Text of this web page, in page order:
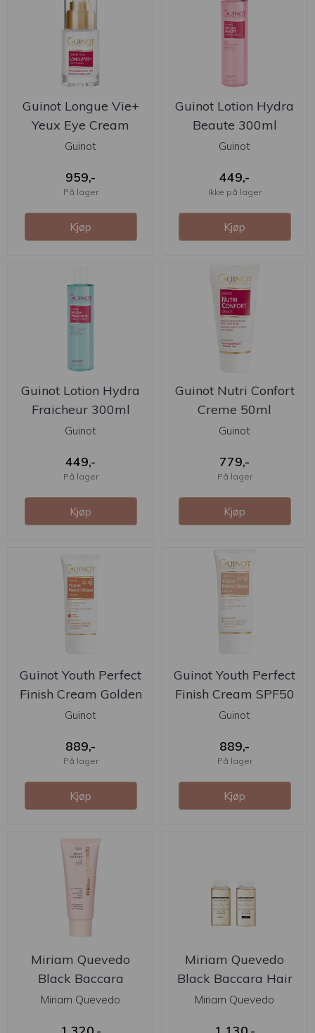
Guinot Longue Vie+
Yeux Eye Cream
15ml
Guinot
959,-
På lager
Kjøp
Guinot Lotion Hydra
Beaute 300ml
Guinot
449,-
Ikke på lager
Kjøp
Guinot Lotion Hydra
Fraicheur 300ml
(100ml ...
Guinot
449,-
På lager
Kjøp
Guinot Nutri Confort
Creme 50ml
Guinot
779,-
På lager
Kjøp
Guinot Youth Perfect
Finish Cream Golden
SPF50
Guinot
889,-
På lager
Kjøp
Guinot Youth Perfect
Finish Cream SPF50
30ml
Guinot
889,-
På lager
Kjøp
Miriam Quevedo
Black Baccara
Cellular Multiplying ...
Miriam Quevedo
Miriam Quevedo
Black Baccara Hair
Bond ...
Miriam Quevedo